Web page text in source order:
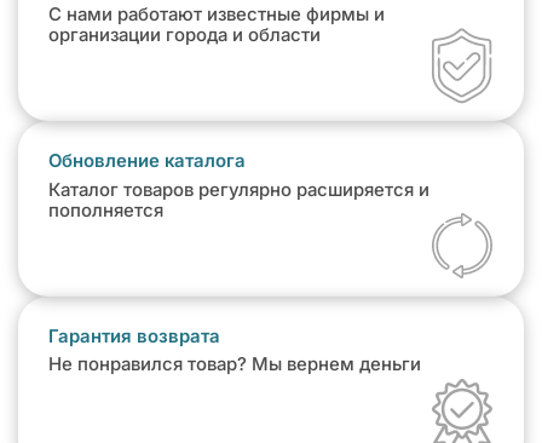
С нами работают известные фирмы и
организации города и области
Обновление каталога
Каталог товаров регулярно расширяется и
пополняется
Гарантия возврата
Не понравился товар? Мы вернем деньги